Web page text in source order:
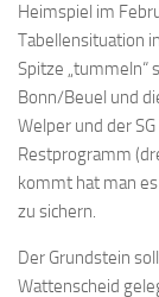
Bayernpokal
Mannschaften
2. Mannschaft
Heimspiel im
Tabellensituation
Spitze „tummeln“
Bonn/Beuel und
Welper und der
Restprogramm
kommt hat man
zu sichern.
Der Grundstein
Wattenscheid